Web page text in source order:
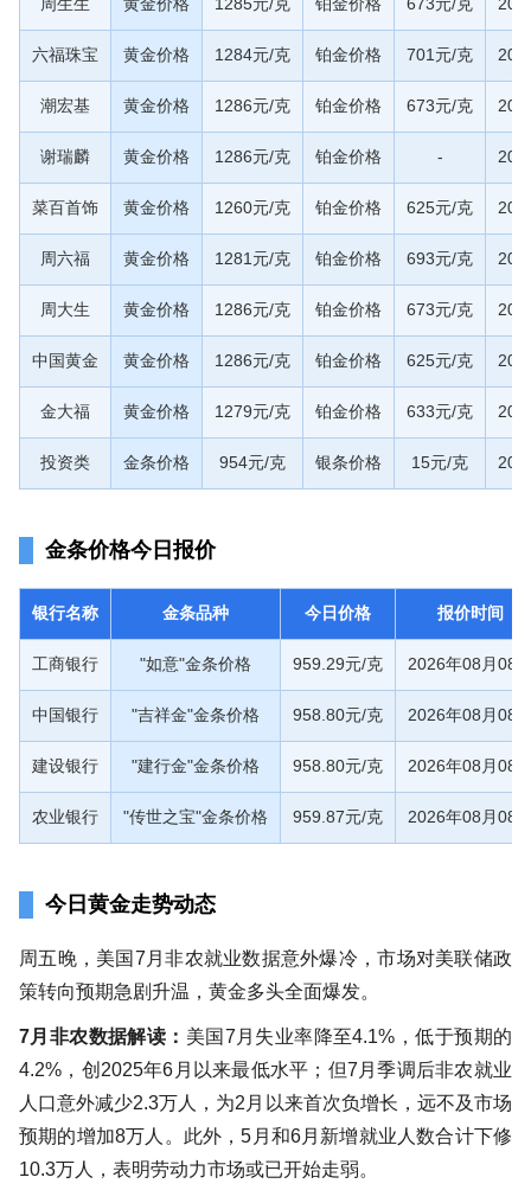
六福珠宝 黄金价格 1284元/克 铂金价格 701元/克
潮宏基 黄金价格 1286元/克 铂金价格 673元/克
谢瑞麟 黄金价格 1286元/克 铂金价格 -
菜百首饰 黄金价格 1260元/克 铂金价格 625元/克
周六福 黄金价格 1281元/克 铂金价格 693元/克
周大生 黄金价格 1286元/克 铂金价格 673元/克
中国黄金 黄金价格 1286元/克 铂金价格 625元/克
金大福 黄金价格 1279元/克 铂金价格 633元/克
投资类 金条价格 954元/克 银条价格 15元/克
金条价格今日报价
银行名称 金条品种 今日价格 报价时间
工商银行 "如意"金条价格 959.29元/克 2026年08月08
中国银行 "吉祥金"金条价格 958.80元/克 2026年08月08
建设银行 "建行金"金条价格 958.80元/克 2026年08月08
农业银行 "传世之宝"金条价格 959.87元/克 2026年08月08
今日黄金走势动态
周五晚，美国7月非农就业数据意外爆冷，市场对美联储政
策转向预期急剧升温，黄金多头全面爆发。
7月非农数据解读： 美国7月失业率降至4.1%，低于预期的
4.2%，创2025年6月以来最低水平；但7月季调后非农就业
人口意外减少2.3万人，为2月以来首次负增长，远不及市场
预期的增加8万人。此外，5月和6月新增就业人数合计下修
10.3万人，表明劳动力市场或已开始走弱。